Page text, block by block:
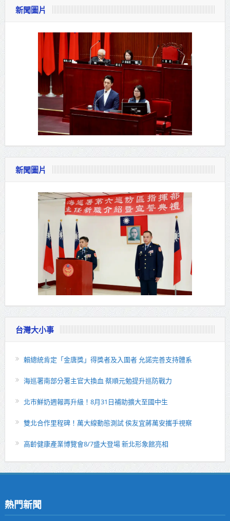
新聞圖片
新聞圖片
台灣大小事
賴總統肯定「金唐獎」得獎者及入圍者 允諾完善支持體系
海巡署南部分署主官大換血 蔡順元勉提升巡防戰力
北市鮮奶週報再升級！8月31日補助擴大至國中生
雙北合作里程碑！萬大線動態測試 侯友宜蔣萬安攜手視察
高齡健康產業博覽會8/7盛大登場 新北形象館亮相
熱門新聞